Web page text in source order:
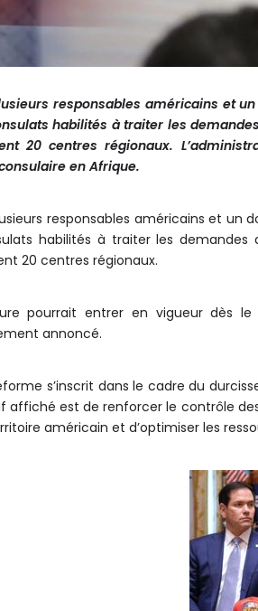
responsables américains et
habilités à traiter les
20 centres régionaux.
en Afrique.
responsables américains et un
habilités à traiter les demandes
20 centres régionaux.
pourrait entrer en vigueur dès
annoncé.
s’inscrit dans le cadre du
affiché est de renforcer le contrôle
américain et d’optimiser les